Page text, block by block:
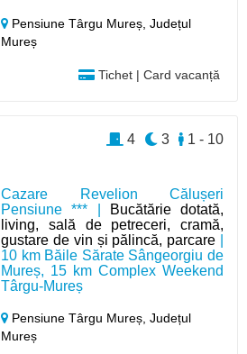
Pensiune Târgu Mureș,Județul
Mureș
Tichet | Card vacanță
Cazare Revelion Călușeri
Pensiune *** |
Bucătărie dotată,
living, sală de petreceri, cramă,
gustare de vin și pălincă, parcare
10 km Băile Sărate Sângeorgiu de
Mureș, 15 km Complex Weekend
Târgu-Mureș
Pensiune Târgu Mureș,Județul
Mureș
1 - 10
3
4